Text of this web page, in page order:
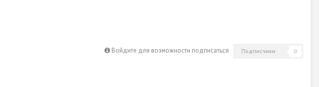
Войдите для возможности подписаться Подписчики 0